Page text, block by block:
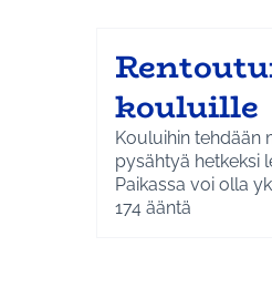
kouluille
Kouluihin tehdään
pysähtyä hetkeksi
Paikassa voi olla
koulupäivän
174 ääntä